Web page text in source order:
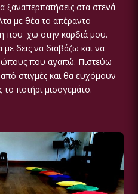
ξαναπερπατήσεις στα στενά
με θέα το απέραντο
που 'χω στην καρδιά μου.
δεις να διαβάζω και να
που αγαπώ. Πιστεύω
στιγμές και θα ευχόμουν
ποτήρι μισογεμάτο.